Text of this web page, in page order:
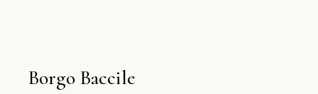
Borgo Baccile